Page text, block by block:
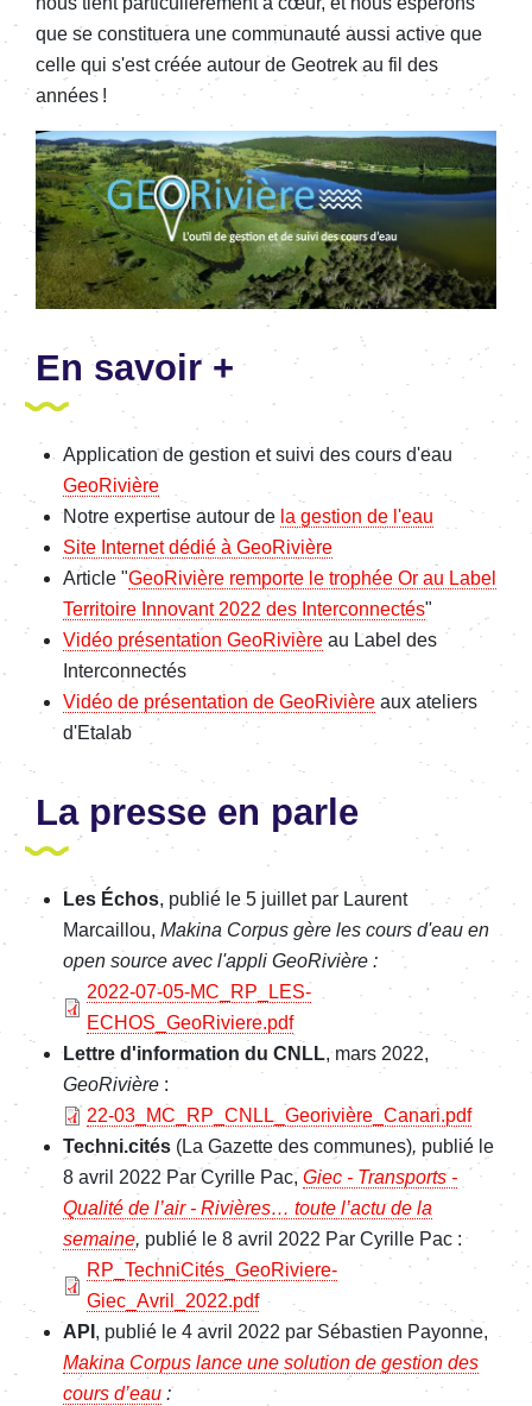
que se constituera une communauté aussi active que
celle qui s'est créée autour de Geotrek au fil des
années !
En savoir +
Applicationde gestion et suivi des cours d'eau
GeoRivière
Notre expertise autour de la gestion de l'eau
Site Internet dédié à GeoRivière
Article "GeoRivière remporte le trophée Or au Label
Territoire Innovant 2022 des Interconnectés"
Vidéo présentation GeoRivière au Label des
Interconnectés
Vidéo de présentation de GeoRivière aux ateliers
d'Etalab
La presse en parle
Les Échos, publié le 5 juillet par Laurent
Marcaillou, Makina Corpus gère les cours d'eau en
open source avec l'appli GeoRivière :
File
2022-07-05-MC_RP_LES-
ECHOS_GeoRiviere.pdf
Lettre d'information du CNLL, mars 2022,
GeoRivière :
File22-03_MC_RP_CNLL_Georivière_Canari.pdf
Techni.cités (La Gazette des communes), publié le
8 avril 2022 Par Cyrille Pac, Giec - Transports -
Qualité de l’air - Rivières… toute l’actu de la
semaine, publié le 8 avril 2022 Par Cyrille Pac :
FileRP_TechniCités_GeoRiviere-
Giec_Avril_2022.pdf
API , publié le 4 avril 2022 par Sébastien Payonne,
Makina Corpus lance une solution de gestion des
cours d’eau :